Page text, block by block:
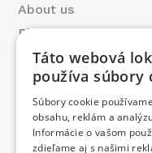
About us
Blog
Contact
Products
We contributed
Job offer
Contact
Táto webová
používa súbory
Súbory cookie
obsahu, reklám a
Informácie o vašom
zdieľame aj s našimi